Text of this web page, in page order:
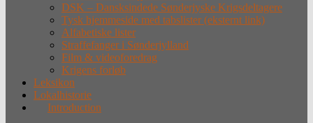
DSK – Dansksindede Sønderjyske Krigsdeltagere
Tysk hjemmeside med tabslister (eksternt link)
Alfabetiske lister
Straffefanger i Sønderjylland
Film & videoforedrag
Krigens forløb
Leksikon
Lokalhistorie
Introduction